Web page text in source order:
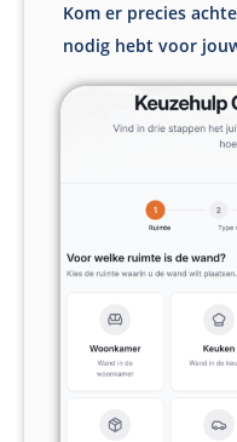
Kom er precies
nodig hebt voor